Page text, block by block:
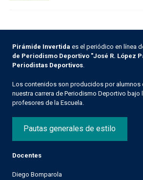
Pirámide Invertida es el periódico en línea
de Periodismo Deportivo "José R. López
Periodistas Deportivos
Los contenidos son producidos por alumnos
nuestra carrera de Periodismo Deportivo
profesores de la Escuela.
Pautas generales de estilo
Docentes
Diego Bomparola